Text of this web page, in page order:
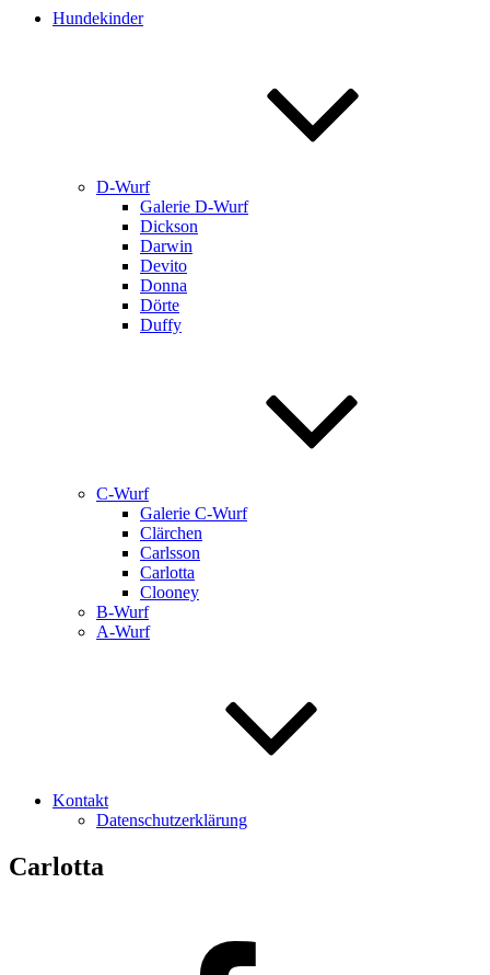
Hundekinder
D-Wurf
Galerie D-Wurf
Dickson
Darwin
Devito
Donna
Dörte
Duffy
C-Wurf
Galerie C-Wurf
Clärchen
Carlsson
Carlotta
Clooney
B-Wurf
A-Wurf
Kontakt
Datenschutzerklärung
Carlotta